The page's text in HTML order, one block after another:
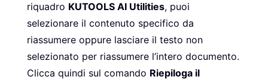
riquadro KUTOOLS AI Utilities, puoi
selezionare il contenuto specifico da
riassumere oppure lasciare il testo non
selezionato per riassumere l’intero documento.
Clicca quindi sul comando Riepiloga il